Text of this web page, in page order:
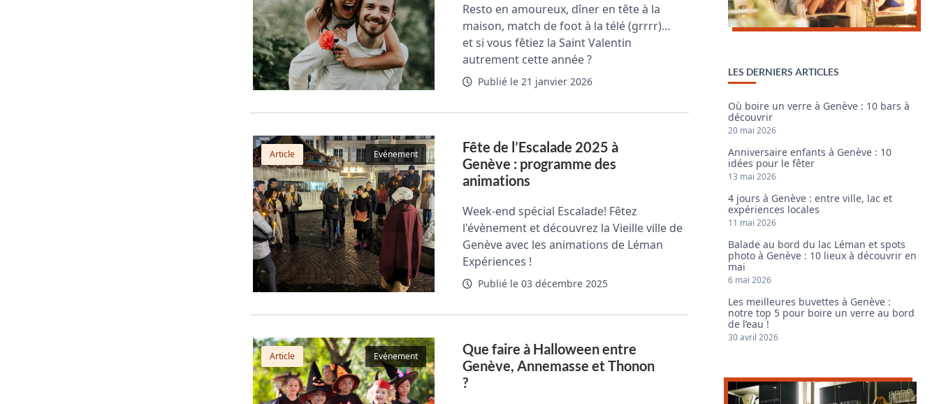
Resto en amoureux, dîner en tête à la
maison, match de foot à la télé (grrrr)…
et si vous fêtiez la Saint Valentin
autrement cette année ?
Publié le 21 janvier 2026
Evénement
Article
Fête de l’Escalade 2025 à
Genève : programme des
animations
Week-end spécial Escalade! Fêtez
l'évènement et découvrez la Vieille ville de
Genève avec les animations de Léman
Expériences !
Publié le 03 décembre 2025
Evénement
Article
Que faire à Halloween entre
Genève, Annemasse et Thonon
?
LES DERNIERS ARTICLES
Où boire un verre à Genève : 10 bars à
découvrir
20 mai 2026
Anniversaire enfants à Genève : 10
idées pour le fêter
13 mai 2026
4 jours à Genève : entre ville, lac et
expériences locales
11 mai 2026
Balade au bord du lac Léman et spots
photo à Genève : 10 lieux à découvrir en
mai
6 mai 2026
Les meilleures buvettes à Genève :
notre top 5 pour boire un verre au bord
de l’eau !
30 avril 2026